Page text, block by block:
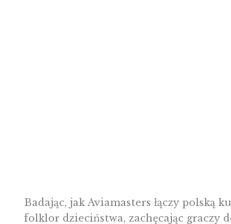
Badając, jak Aviamasters łączy polską
folklor dzieciństwa, zachęcając graczy